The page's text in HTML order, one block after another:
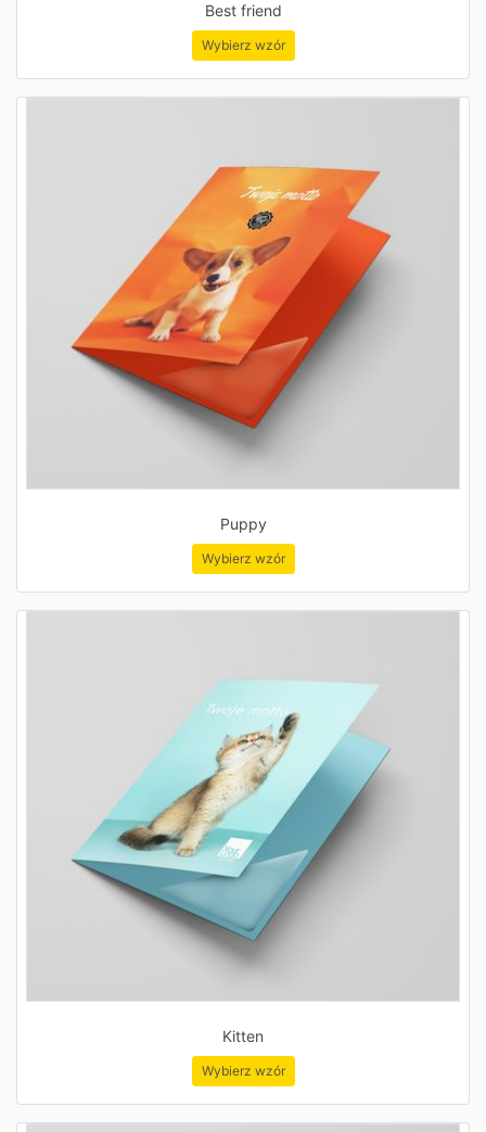
Best friend
Wybierz wzór
Puppy
Wybierz wzór
Kitten
Wybierz wzór